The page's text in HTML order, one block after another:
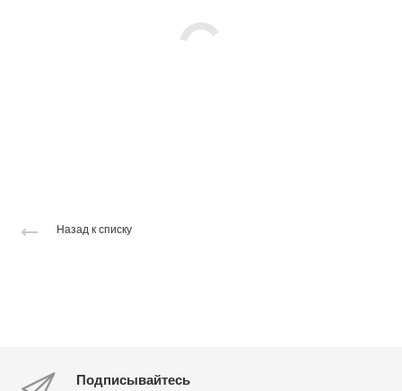
Назад к списку
Подписывайтесь